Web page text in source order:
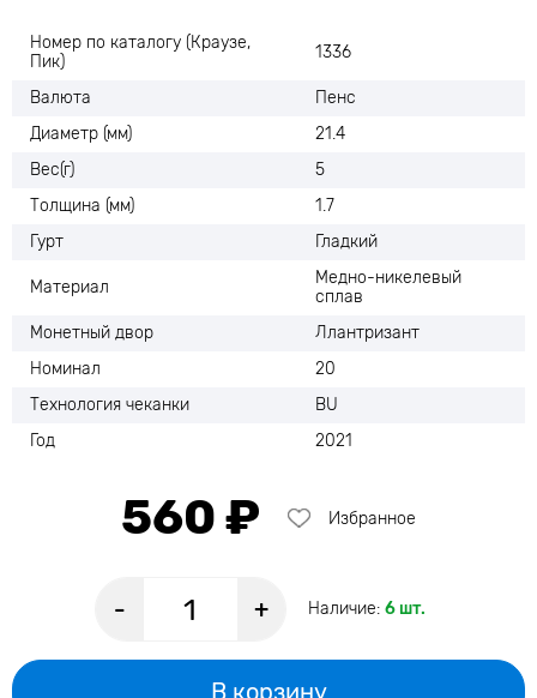
Номер по каталогу (Краузе,
Пик)
1336
Валюта
Пенс
Диаметр (мм)
21.4
Вес(г)
5
Толщина (мм)
1.7
Гурт
Гладкий
Материал
Медно-никелевый
сплав
Монетный двор
Ллантризант
Номинал
20
Технология чеканки
BU
Год
2021
560 ₽ Избранное
- + Наличие: 6 шт.